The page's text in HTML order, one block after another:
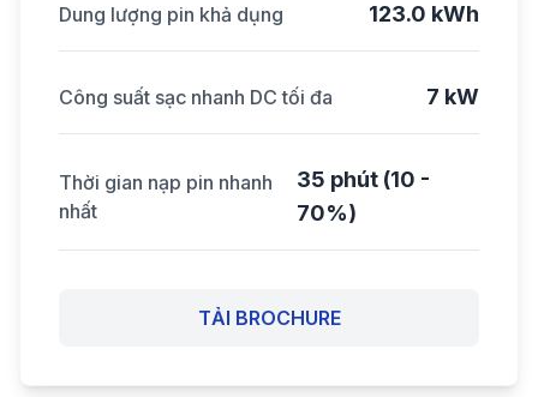
Dung lượng pin khả dụng 123.0 kWh
Công suất sạc nhanh DC tối đa 7 kW
Thời gian nạp pin nhanh
nhất
35 phút (10 -
70%)
TẢI BROCHURE